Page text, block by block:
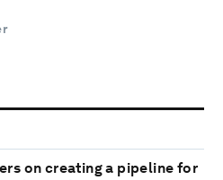
on creating a pipeline for